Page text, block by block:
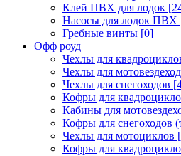
Клей ПВХ для лодок
Насосы для лодок ПВХ
Гребные винты [0]
Офф роуд
Чехлы для
Чехлы для
Чехлы для снегоходов
Кофры для
Кабины для
Кофры для снегоходов
Чехлы для мотоциклов
Кофры для